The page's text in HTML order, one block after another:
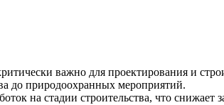
важно для проектирования и
до природоохранных мероприятий.
на стадии строительства, что снижает